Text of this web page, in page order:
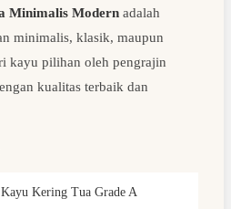
Minimalis Modern adalah
minimalis, klasik, maupun
kayu pilihan oleh pengrajin
kualitas terbaik dan
Kayu Kering Tua Grade A